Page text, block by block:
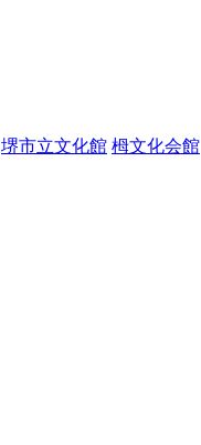
堺市立文化館 栂文化会館